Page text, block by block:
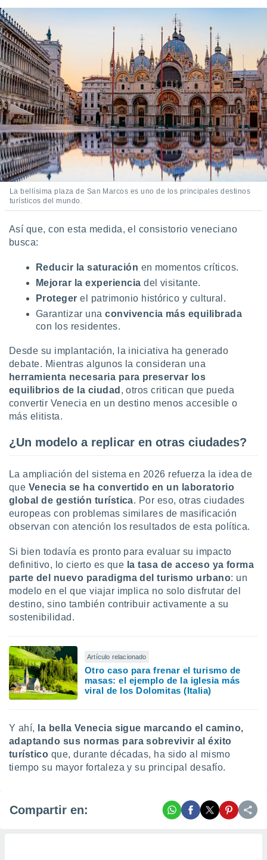
La bellísima plaza de San Marcos es uno de los principales destinos
turísticos del mundo.
Así que, con esta medida, el consistorio veneciano
busca:
Reducir la saturación en momentos críticos.
Mejorar la experiencia del visitante.
Proteger el patrimonio histórico y cultural.
Garantizar unaconvivencia más equilibrada
con los residentes.
Desde su implantación, la iniciativa ha generado
debate. Mientras algunos la consideran una
herramienta necesaria para preservar los
equilibrios de la ciudad , otros critican que pueda
convertir Venecia en un destino menos accesible o
más elitista.
¿Un modelo a replicar en otras ciudades?
La ampliación del sistema en 2026 refuerza la idea de
que Venecia se ha convertido en un laboratorio
global de gestión turística. Por eso, otras ciudades
europeas con problemas similares de masificación
observan con atención los resultados de esta política.
Si bien todavía es pronto para evaluar su impacto
definitivo, lo cierto es que la tasa de acceso ya forma
parte del nuevo paradigma del turismo urbano: un
modelo en el que viajar implica no solo disfrutar del
destino, sino también contribuir activamente a su
sostenibilidad.
Artículo relacionado
Otro caso para frenar el turismo de
masas: el ejemplo de la iglesia más
viral de los Dolomitas (Italia)
Y ahí,
la bella Venecia sigue marcando el camino,
adaptando sus normas para sobrevivir al éxito
turístico que, durante décadas, ha sido al mismo
tiempo su mayor fortaleza y su principal desafío.
Compartir en: